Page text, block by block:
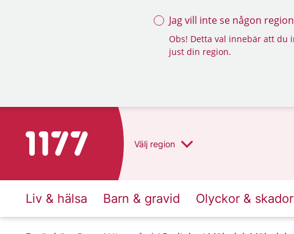
Jag vill inte se någon
Obs! Detta val innebär att du
just din region.
Till startsidan för 1177 Välj region
Liv & hälsa Barn & gravid Olyckor & skador